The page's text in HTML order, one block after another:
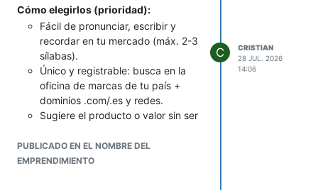
(Inteligencia Artificial)
directamente.
Zent(De "Zen" y "Account"):
Sugiere paz mental y equilibrio en
las cuentas, con un sonido
moderno y minimalista.
2- Nombres enfocados en la sencillez
y la gamificación
dinámicos y sugieren un control
financiero fácil y divertido.
Cómo elegirlos (prioridad):
Fácil de pronunciar, escribir y
recordar en tu mercado (máx. 2-3
sílabas).
Único y registrable: busca en la
oficina de marcas de tu país +
dominios .com/.es y redes.
Sugiere el producto o valor sin ser
material o actitud (p. ej.
“HuellaViva”, “PasoLibre”,
PUBLICADO EN EL NOMBRE DEL
EMPRENDIMIENTO
C
CRISTIAN
28 JUL. 2026
14:06